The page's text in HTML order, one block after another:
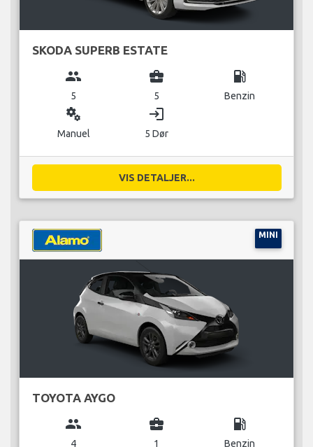
SKODA SUPERB ESTATE
group
5
business_center
5
local_gas_station
Benzin
miscellaneous_services
Manuel
login
5 Dør
VIS DETALJER...
MINI
TOYOTA AYGO
group
4
business_center
1
local_gas_station
Benzin